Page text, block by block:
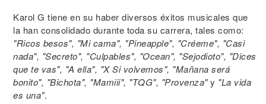
Karol G tiene en su haber diversos éxitos musicales que
la han consolidado durante toda su carrera, tales como:
"Ricos besos", "Mi cama", "Pineapple", "Créeme", "Casi
nada", "Secreto", "Culpables", "Ocean", "Sejodioto", "Dices
que te vas", "A ella", "X Si volvemos", "Mañana será
bonito", "Bichota", "Mamiii", "TQG", "Provenza"y "La vida
es una".